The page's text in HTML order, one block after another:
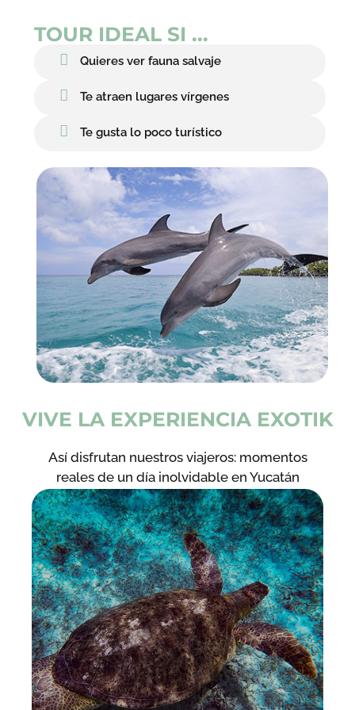
TOUR IDEAL SI ...
Quieres ver fauna salvaje
Te atraen lugares vírgenes
Te gusta lo poco turístico
VIVE LA EXPERIENCIA EXOTIK
Así disfrutan nuestros viajeros: momentos
reales de un día inolvidable en Yucatán